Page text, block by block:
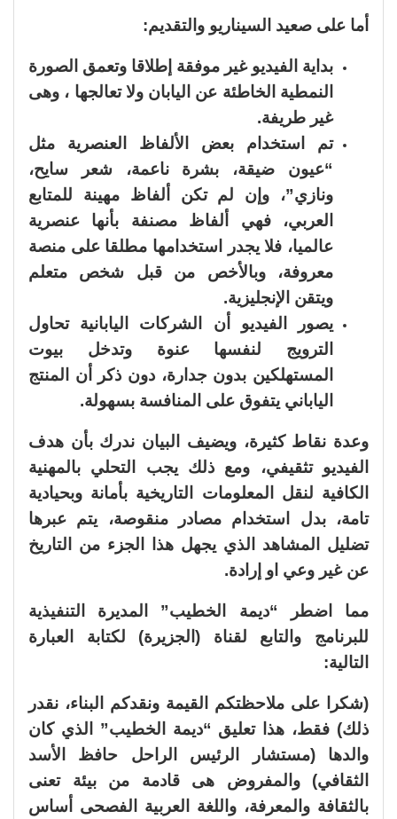
أما على صعيد السيناريو والتقديم:
بداية الفيديو غير موفقة إطلاقا وتعمق الصورة
النمطية الخاطئة عن اليابان ولا تعالجها ، وهى
غير طريفة.
تم استخدام بعض الألفاظ العنصرية مثل
“عيون ضيقة، بشرة ناعمة، شعر سايح،
ونازي”، وإن لم تكن ألفاظ مهينة للمتابع
العربي، فهي ألفاظ مصنفة بأنها عنصرية
عالميا، فلا يجدر استخدامها مطلقا على منصة
معروفة، وبالأخص من قبل شخص متعلم
ويتقن الإنجليزية.
يصور الفيديو أن الشركات اليابانية تحاول
الترويج لنفسها عنوة وتدخل بيوت
المستهلكين بدون جدارة، دون ذكر أن المنتج
الياباني يتفوق على المنافسة بسهولة.
وعدة نقاط كثيرة، ويضيف البيان ندرك بأن هدف
الفيديو تثقيفي، ومع ذلك يجب التحلي بالمهنية
الكافية لنقل المعلومات التاريخية بأمانة وبحيادية
تامة، بدل استخدام مصادر منقوصة، يتم عبرها
تضليل المشاهد الذي يجهل هذا الجزء من التاريخ
عن غير وعي او إرادة.
مما اضطر “ديمة الخطيب” المديرة التنفيذية
للبرنامج والتابع لقناة (الجزيرة) لكتابة العبارة
التالية:
(شكرا على ملاحظتكم القيمة ونقدكم البناء، نقدر
ذلك) فقط، هذا تعليق “ديمة الخطيب” الذي كان
والدها (مستشار الرئيس الراحل حافظ الأسد
الثقافي) والمفروض هى قادمة من بيئة تعنى
بالثقافة والمعرفة، واللغة العربية الفصحى أساس